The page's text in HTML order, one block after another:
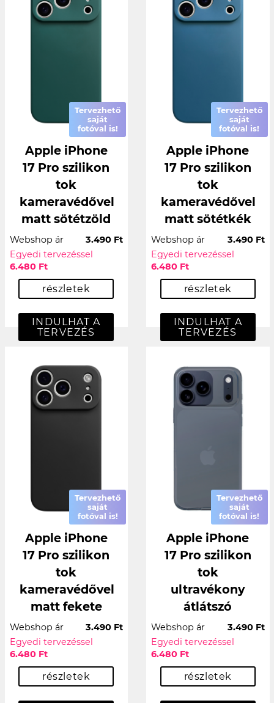
Tervezhető
saját
fotóval is!
Apple iPhone
17 Pro szilikon
tok
kameravédővel
matt sötétzöld
Webshop ár
3.490 Ft
Egyedi tervezéssel
6.480 Ft
részletek
INDULHAT A
TERVEZÉS
Tervezhető
saját
fotóval is!
Apple iPhone
17 Pro szilikon
tok
kameravédővel
matt sötétkék
Webshop ár
3.490 Ft
Egyedi tervezéssel
6.480 Ft
részletek
INDULHAT A
TERVEZÉS
Tervezhető
saját
fotóval is!
Apple iPhone
17 Pro szilikon
tok
kameravédővel
matt fekete
Webshop ár
3.490 Ft
Egyedi tervezéssel
6.480 Ft
részletek
Tervezhető
saját
fotóval is!
Apple iPhone
17 Pro szilikon
tok
ultravékony
átlátszó
Webshop ár
3.490 Ft
Egyedi tervezéssel
6.480 Ft
részletek